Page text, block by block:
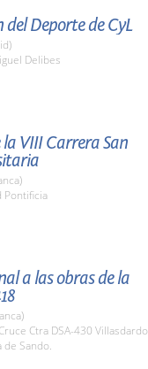
del Deporte de CyL
Delibes
VIII Carrera San
Pontificia
a las obras de la
Ctra DSA-430 Villasdardo
de Sando.